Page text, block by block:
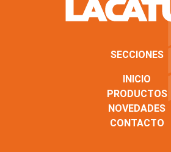
SECCIONES
INICIO
PRODUCTOS
NOVEDADES
CONTACTO